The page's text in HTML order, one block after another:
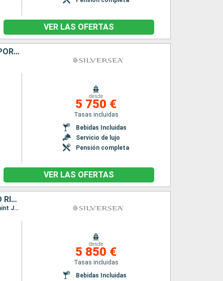
VER LAS OFERTAS
JOST VAN DYKE, REINO UNIDO, SANTA LUCIA, MARTINICA, TÓRTOLA, PORTO RICO
desde
5 750 €
Tasas incluidas
Bebidas Incluidas
Servicio de lujo
Pensión completa
VER LAS OFERTAS
FRANCIA, ANTIGUA Y BARBUDA, REINO UNIDO, JOST VAN DYKE, PORTO RICO
Itinerario : San Juan, Saint Johns, Gustavia, St Kitts, Little Bay, Jost Van Dyke, San Juan, Saint Johns, Gustavia, St Kitts, Saint Johns, Little Bay, Jost Van Dyke, San Juan
desde
5 850 €
Tasas incluidas
Bebidas Incluidas